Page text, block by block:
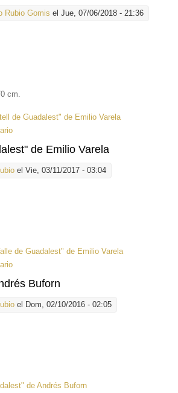
Rubio Gomis el Jue, 07/06/2018 - 21:36
cm.
de Guadalest" de Emilio Varela
de Emilio Varela
el Vie, 03/11/2017 - 03:04
de Guadalest" de Emilio Varela
Buforn
el Dom, 02/10/2016 - 02:05
de Andrés Buforn